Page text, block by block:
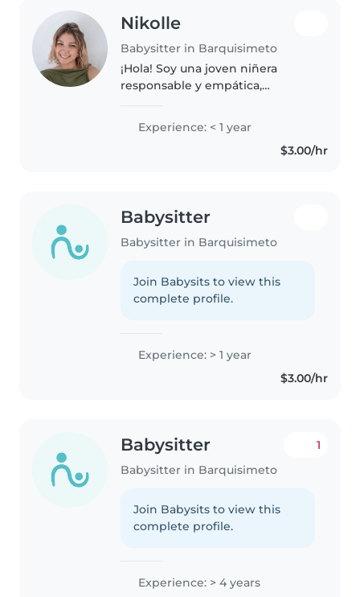
Nikolle
Babysitter in Barquisimeto
¡Hola! Soy una joven niñera
responsable y empática,
universidad. Tengo experiencia
cuidando niños en edad
Experience: < 1 year
$3.00/hr
Babysitter
Babysitter in Barquisimeto
Join Babysits to view this
complete profile.
Experience: > 1 year
$3.00/hr
Babysitter
Babysitter in Barquisimeto
1
Join Babysits to view this
complete profile.
Experience: > 4 years